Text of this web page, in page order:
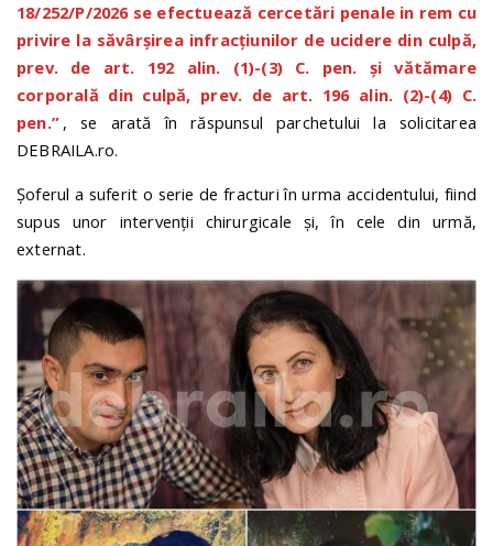
18/252/P/2026 se efectuează cercetări penale in rem cu
privire la săvârșirea infracțiunilor de ucidere din culpă,
prev. de art. 192 alin. (1)-(3) C. pen. și vătămare
corporală din culpă, prev. de art. 196 alin. (2)-(4) C.
pen.” , se arată în răspunsul parchetului la solicitarea
DEBRAILA.ro.
Șoferul a suferit o serie de fracturi în urma accidentului, fiind
supus unor intervenții chirurgicale și, în cele din urmă,
externat.